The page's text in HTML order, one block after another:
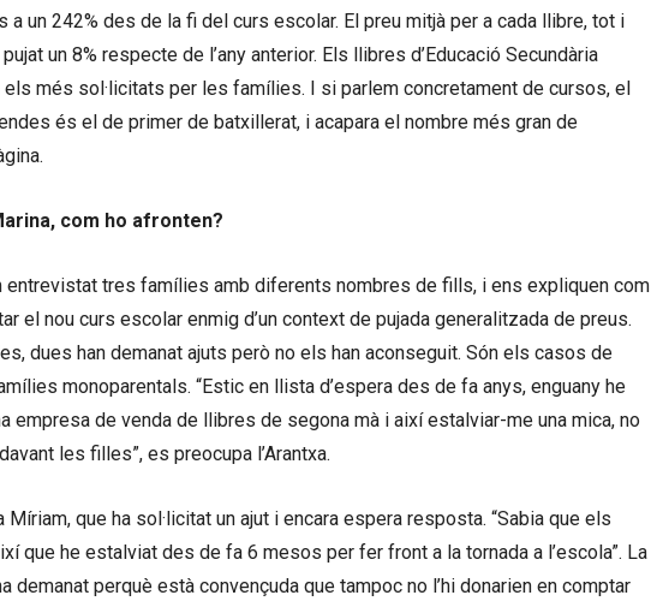
a un 242% des de la fi del curs escolar. El preu mitjà per a cada llibre, tot i
un 8% respecte de l’any anterior. Els llibres d’Educació Secundària
els més sol·licitats per les famílies. I si parlem concretament de cursos, el
és el de primer de batxillerat, i acapara el nombre més gran de
com ho afronten?
entrevistat tres famílies amb diferents nombres de fills, i ens expliquen com
el nou curs escolar enmig d’un context de pujada generalitzada de preus.
dues han demanat ajuts però no els han aconseguit. Són els casos de
monoparentals. “Estic en llista d’espera des de fa anys, enguany he
empresa de venda de llibres de segona mà i així estalviar-me una mica, no
les filles”, es preocupa l’Arantxa.
que ha sol·licitat un ajut i encara espera resposta. “Sabia que els
que he estalviat des de fa 6 mesos per fer front a la tornada a l’escola”. La
demanat perquè està convençuda que tampoc no l’hi donarien en comptar